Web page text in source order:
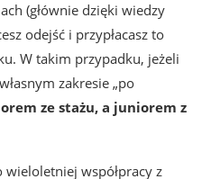
(głównie dzięki wiedzy
odejść i przypłacasz to
W takim przypadku, jeżeli
zakresie „po
ze stażu, a juniorem z
współpracy z